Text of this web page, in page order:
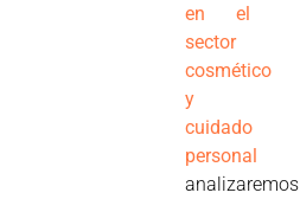
en el
sector
cosmético
y
cuidado
personal
analizaremos